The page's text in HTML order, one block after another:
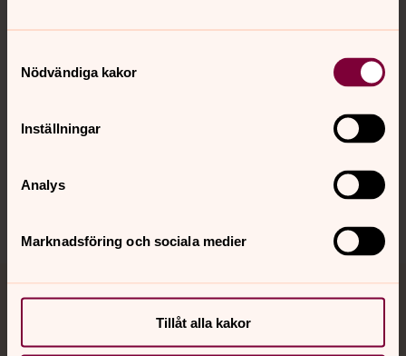
Nödvändiga kakor
Inställningar
Analys
Marknadsföring och sociala medier
Tillåt alla kakor
Kalender
Jourhavande präst
Akut samtals- och krisstöd. Prata eller chatta anonymt